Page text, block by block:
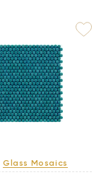
Glass Mosaics